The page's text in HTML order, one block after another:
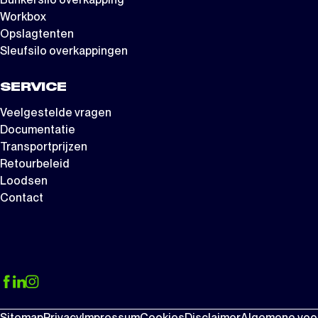
Workbox
Opslagtenten
Sleufsilo overkappingen
SERVICE
Veelgestelde vragen
Documentatie
Transportprijzen
Retourbeleid
Loodsen
Contact